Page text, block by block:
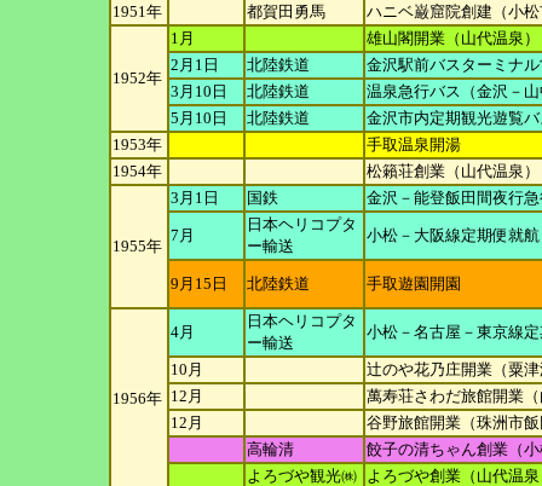
1951年
都賀田勇馬 ハニベ巌窟院創建（小
1952年
1月
雄山閣開業（山代温泉）
2月1日
北陸鉄道
金沢駅前バスターミナ
3月10日
北陸鉄道
温泉急行バス（金沢－
5月10日
北陸鉄道
金沢市内定期観光遊覧
1953年
手取温泉開湯
1954年
松籟荘創業（山代温泉）
1955年
3月1日 国鉄 金沢－能登飯田間夜行
7月
日本ヘリコプタ
ー輸送
小松－大阪線定期便就航
9月15日 北陸鉄道 手取遊園開園
1956年
4月
日本ヘリコプタ
ー輸送
小松－名古屋－東京線
10月
辻のや花乃庄開業（粟
12月
萬寿荘さわだ旅館開業
12月
谷野旅館開業（珠洲市
高輪清
餃子の清ちゃん創業（
よろづや観光㈱ よろづや創業（山代温